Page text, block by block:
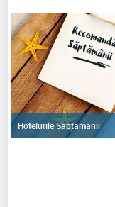
Hotelurile Saptamanii